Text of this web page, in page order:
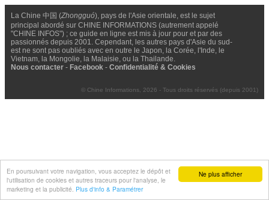
Ne plus afficher
En poursuivant votre navigation, vous acceptez le dépôt et
l'utilisation de cookies et autres traceurs pour l'analyse, le
marketing et la publicité. Plus d'info & Paramétrer
La Chine 中国 (Zhongguó), pays de l'Asie orientale, est le sujet
principal abordé sur CHINE INFORMATIONS (autrement appelé
"CHINE INFOS") ; ce guide en ligne est mis à jour pour et par des
passionnés depuis 2001. Cependant, les autres pays d'Asie du sud-
est ne sont pas oubliés avec en outre le Japon, la Corée, l'Inde, le
Vietnam, la Mongolie, la Malaisie, ou la Thailande.
Nous contacter - Facebook - Confidentialité & Cookies
© Chine Informations, 2026 - Tous droits réservés (depuis 2001)